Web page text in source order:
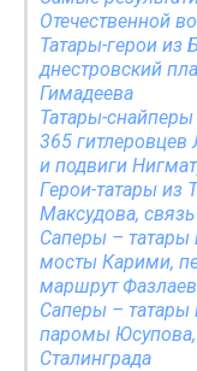
Отечественной
Татары-герои из
днестровский
Гимадеева
Татары-
365
и подвиги
Герои-татары из
Максудова,
Саперы – татары
мосты Карими,
маршрут
Саперы – татары
паромы
Сталинграда